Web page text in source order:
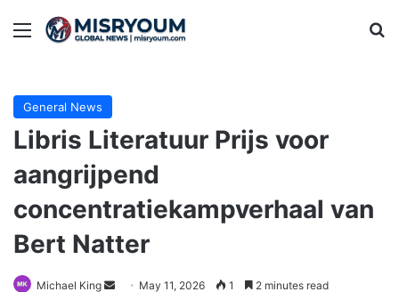
Menu
General News
Libris Literatuur Prijs voor
aangrijpend
concentratiekampverhaal van
Bert Natter
Michael King
Send May 11, 2026 1 2 minutes read